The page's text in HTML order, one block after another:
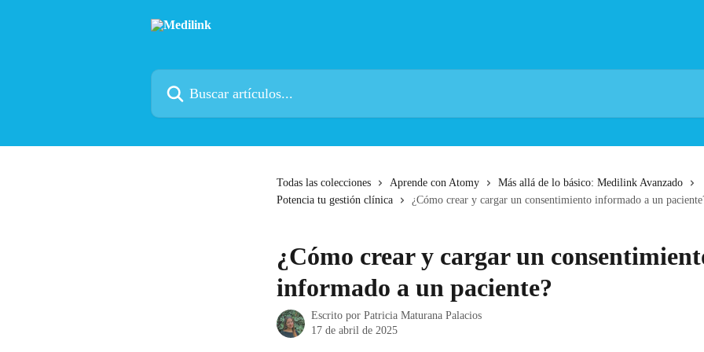
Buscar artículos...
Todas las colecciones Aprende con Atomy
Más allá de lo básico: Medilink Avanzado
Potencia tu gestión clínica
¿Cómo crear y cargar un consentimiento informado a un
¿Cómo crear y cargar un
informado a un paciente?
Escrito por Patricia Maturana Palacios
17 de abril de 2025